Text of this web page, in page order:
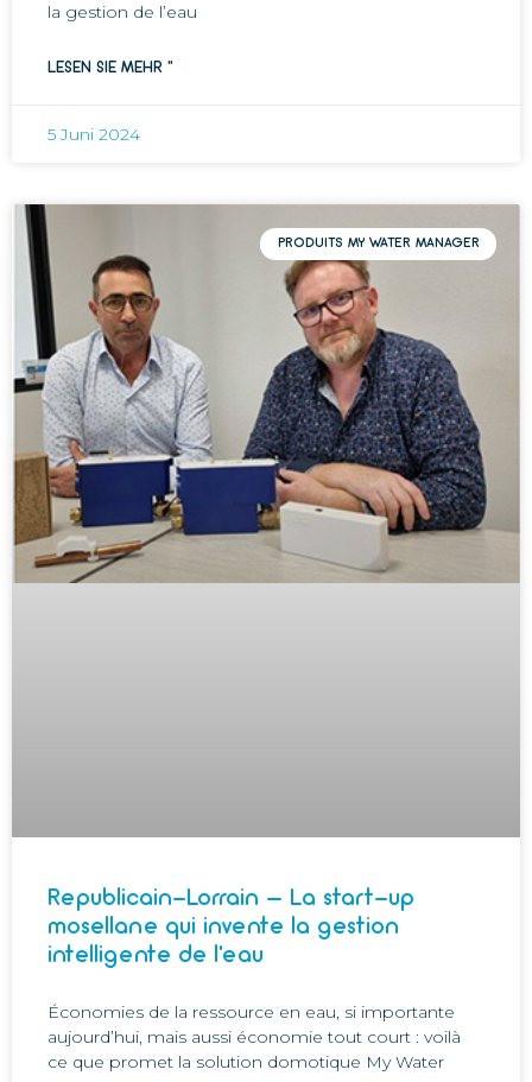
la gestion de l’eau
LESEN SIE MEHR "
5 Juni 2024
PRODUITS MY WATER MANAGER
Republicain-Lorrain – La start-up
mosellane qui invente la gestion
intelligente de l’eau
Économies de la ressource en eau, si importante
aujourd’hui, mais aussi économie tout court : voilà
ce que promet la solution domotique My Water